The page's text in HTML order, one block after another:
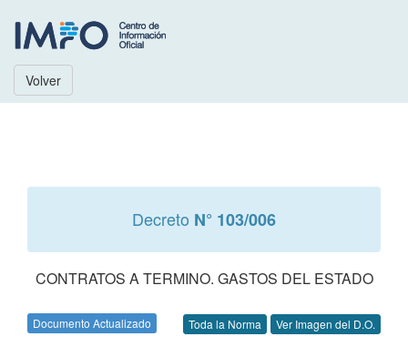
Volver
Decreto N° 103/006
CONTRATOS A TERMINO. GASTOS DEL ESTADO
Documento Actualizado Toda la Norma Ver Imagen del D.O.